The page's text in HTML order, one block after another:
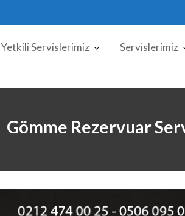
Yetkili Servislerimiz Servislerimiz
Gömme Rezervuar